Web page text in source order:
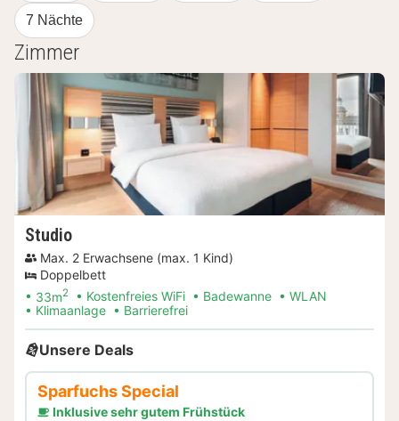
7 Nächte
Zimmer
Studio
Max. 2 Erwachsene (max. 1 Kind)
Doppelbett
33m2 Kostenfreies WiFi Badewanne
WLAN
Klimaanlage
Barrierefrei
Unsere Deals
Sparfuchs Special
Inklusive sehr gutem Frühstück